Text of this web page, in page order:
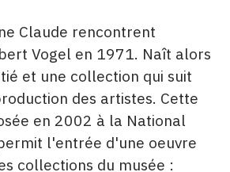
SUIVEZ-NOUS
INSTAGRAM
FACEBOOK
TWITTER
Claude rencontrent
Vogel en 1971. Naît alors
et une collection qui suit
des artistes. Cette
en 2002 à la National
l'entrée d'une oeuvre
collections du musée :